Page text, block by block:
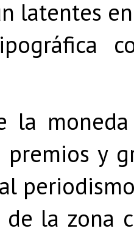
latentes
la
y
la zona